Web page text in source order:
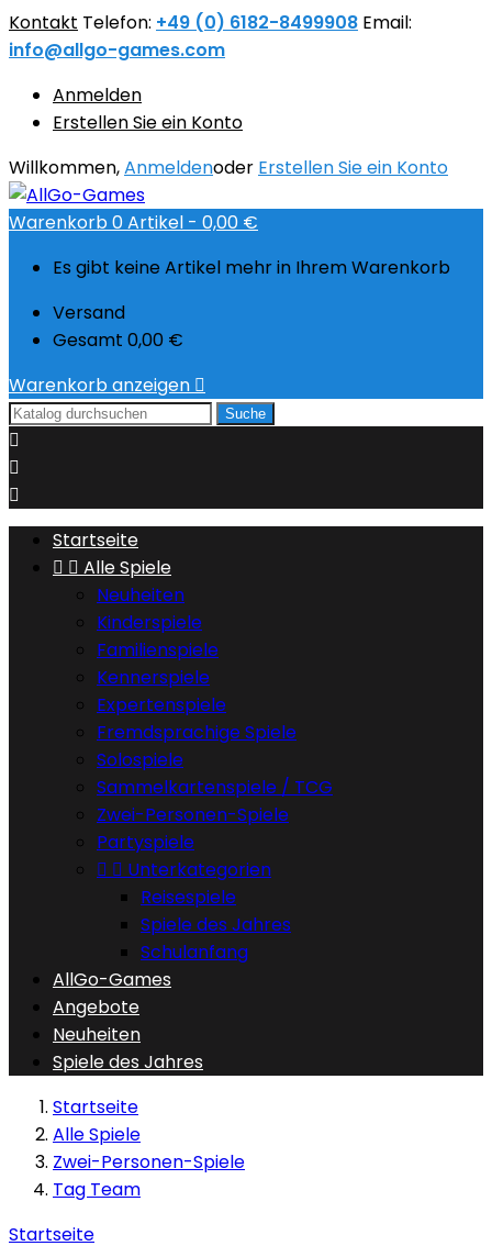
Kontakt Telefon: +49 (0) 6182-8499908 Email:
info@allgo-games.com
Anmelden
Erstellen Sie ein Konto
Willkommen,Anmeldenoder Erstellen Sie ein Konto
Warenkorb0Artikel - 0,00 €
Es gibt keine Artikel mehr in Ihrem Warenkorb
Versand
Gesamt 0,00 €
Warenkorb anzeigen 
Suche



Startseite
  Alle Spiele
Neuheiten
Kinderspiele
Familienspiele
Kennerspiele
Expertenspiele
Fremdsprachige Spiele
Solospiele
Sammelkartenspiele / TCG
Zwei-Personen-Spiele
Partyspiele
  Unterkategorien
Reisespiele
Spiele des Jahres
Schulanfang
AllGo-Games
Angebote
Neuheiten
Spiele des Jahres
Startseite
Alle Spiele
Zwei-Personen-Spiele
Tag Team
Startseite